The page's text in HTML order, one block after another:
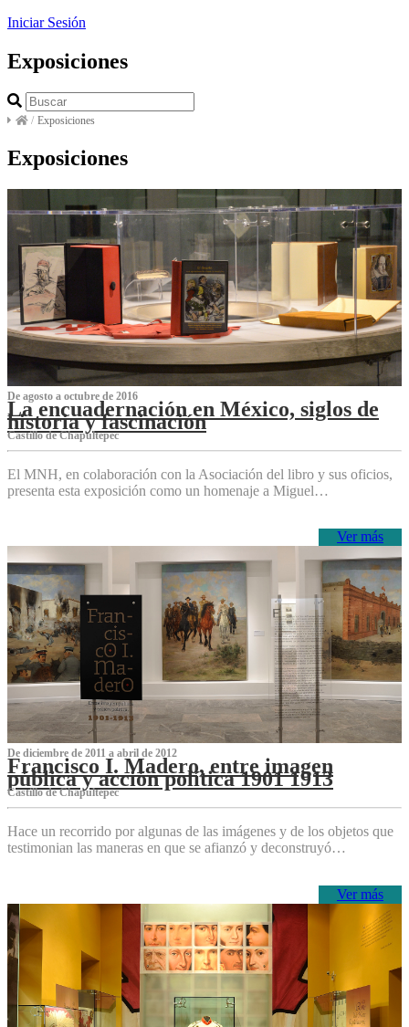
Iniciar Sesión
Exposiciones
/ Exposiciones
Exposiciones
De agosto a octubre de 2016
La encuadernación en México, siglos de
historia y fascinación
Castillo de Chapultepec
El MNH, en colaboración con la Asociación del libro y sus oficios,
presenta esta exposición como un homenaje a Miguel…
Ver más
De diciembre de 2011 a abril de 2012
Francisco I. Madero, entre imagen
pública y acción política 1901 1913
Castillo de Chapultepec
Hace un recorrido por algunas de las imágenes y de los objetos que
testimonian las maneras en que se afianzó y deconstruyó…
Ver más